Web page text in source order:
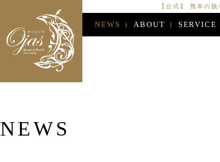
【公式】 熊本の
NEWS ABOUT SERVICE
NEWS